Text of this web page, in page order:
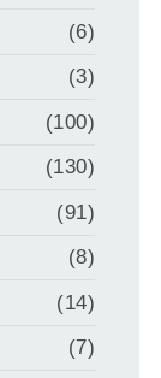
(6)
(3)
(100)
(130)
(91)
(8)
(14)
(7)